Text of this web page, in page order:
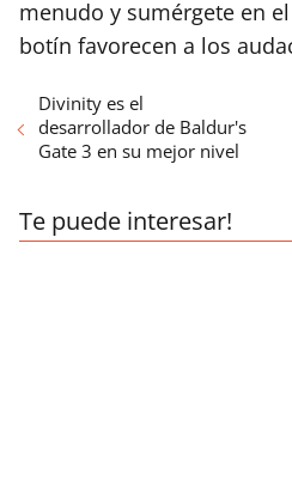
menudo y sumérgete en
botín favorecen a los
Divinity es el
desarrollador de Baldur's
Gate 3 en su mejor nivel
Te puede interesar!